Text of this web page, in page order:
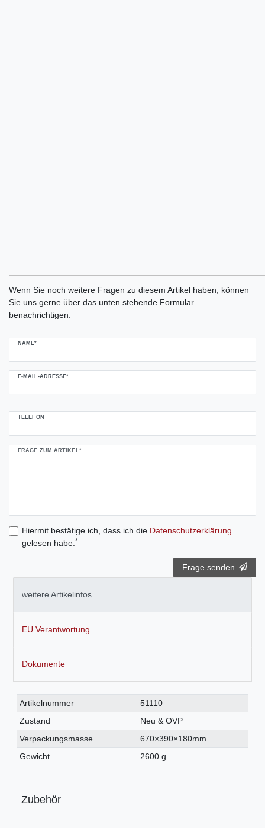
Wenn Sie noch weitere Fragen zu diesem Artikel haben, können
Sie uns gerne über das unten stehende Formular
benachrichtigen.
NAME*
E-MAIL-ADRESSE*
TELEFON
FRAGE ZUM ARTIKEL*
Hiermit bestätige ich, dass ich die Daten­schutz­erklärung
gelesen habe. *
Frage senden
weitere Artikelinfos
EU Verantwortung
Dokumente
Technisches
Merkmal
Wert
Artikelnummer
51110
Zustand
Neu & OVP
Verpackungsmasse
670×390×180mm
Gewicht
2600 g
Zubehör